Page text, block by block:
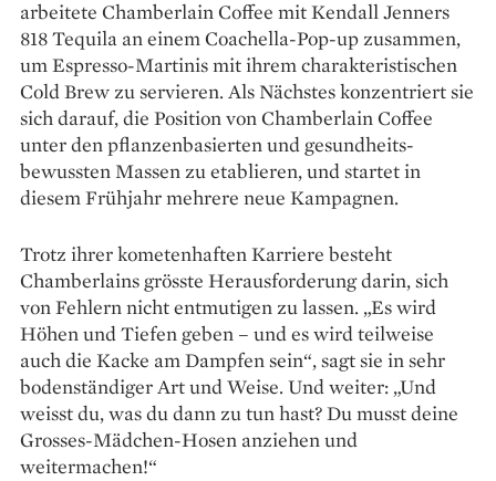
arbeitete Chamberlain Coffee mit Kendall Jenners
818 Tequila an ­einem Coachella-Pop-up zusammen,
um Espresso-­Martinis mit ihrem charakteristischen
Cold Brew zu servieren. Als Nächstes konzentriert sie
sich darauf, die Position von Chamberlain Coffee
unter den pflanzenbasierten und gesundheits­
bewussten Massen zu etablieren, und startet in
diesem Frühjahr mehrere neue Kampagnen.
Trotz ihrer kometenhaften Karriere besteht
Chamberlains grösste Herausforderung darin, sich
von Fehlern nicht entmutigen zu lassen. „Es wird
Höhen und Tiefen geben – und es wird teilweise
auch die Kacke am Dampfen sein“, sagt sie in sehr
bodenständiger Art und Weise. Und weiter: „Und
weisst du, was du dann zu tun hast? Du musst deine
Grosses-Mädchen-Hosen anziehen und
weitermachen!“